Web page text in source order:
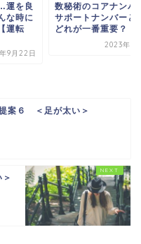
運を良
な時に
運転
9月22日
数秘術のコアナンバ
サポートナンバーと
どれが一番重要？
2023年3
案６ ＜足が太い＞